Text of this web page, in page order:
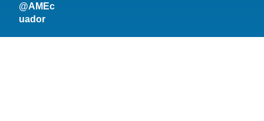
@AMEc
uador